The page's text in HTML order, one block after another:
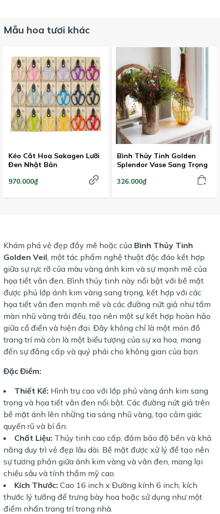
Mẫu hoa tươi khác
Kéo Cắt Hoa Sakagen Lưỡi
Đen Nhật Bản
970.000₫
Bình Thủy Tinh Golden
Splendor Vase Sang Trọng
326.000₫
Khám phá vẻ đẹp đầy mê hoặc của Bình Thủy Tinh
Golden Veil , một tác phẩm nghệ thuật độc đáo kết hợp
giữa sự rực rỡ của màu vàng ánh kim và sự mạnh mẽ của
họa tiết vân đen. Bình thủy tinh này nổi bật với bề mặt
được phủ lớp ánh kim vàng sang trọng, kết hợp với các
họa tiết vân đen mạnh mẽ và các đường nứt giả như tấm
màn nhũ vàng trải đều, tạo nên một sự kết hợp hoàn hảo
giữa cổ điển và hiện đại. Đây không chỉ là một món đồ
trang trí mà còn là một biểu tượng của sự xa hoa, mang
đến sự đẳng cấp và quý phái cho không gian của bạn.
Đặc Điểm:
Thiết Kế: Hình trụ cao với lớp phủ vàng ánh kim sang
trọng và họa tiết vân đen nổi bật. Các đường nứt giả trên
bề mặt ánh lên những tia sáng nhũ vàng, tạo cảm giác
quyến rũ và bí ẩn.
Chất Liệu: Thủy tinh cao cấp, đảm bảo độ bền và khả
năng duy trì vẻ đẹp lâu dài. Bề mặt được xử lý để tạo nên
sự tương phản giữa ánh kim vàng và vân đen, mang lại
chiều sâu và tính thẩm mỹ cao.
Kích Thước: Cao 16 inch x Đường kính 6 inch, kích
thước lý tưởng để trưng bày hoa hoặc sử dụng như một
điểm nhấn trang trí trong nhà.